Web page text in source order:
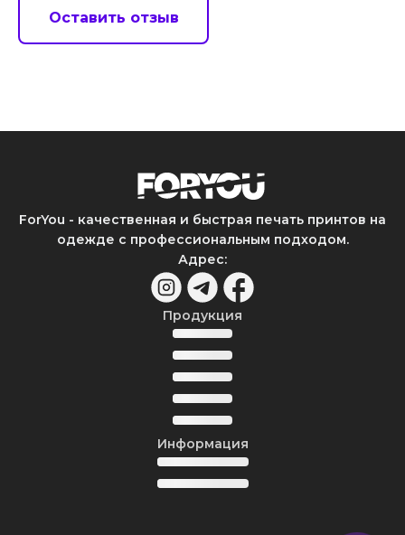
Оставить отзыв
ForYou - качественная и быстрая печать принтов на
одежде с профессиональным подходом.
Адрес:
Продукция
Информация